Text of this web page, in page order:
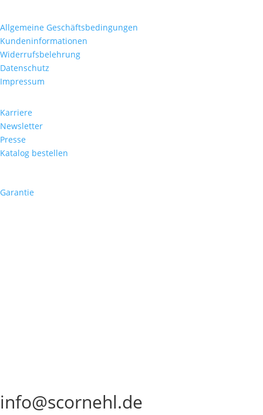
Allgemeine Geschäftsbedingungen
Kundeninformationen
Widerrufsbelehrung
Datenschutz
Impressum
Karriere
Newsletter
Presse
Katalog bestellen
Garantie
info@scornehl.de